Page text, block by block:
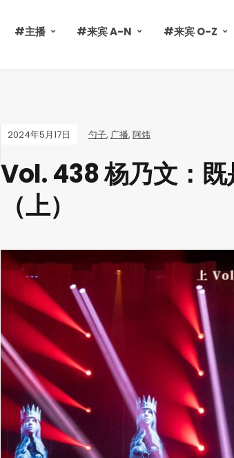
#主播 #来宾 A-N #来宾 O-Z
2024年5月17日 勺子, 广播, 阿炜
Vol. 438 杨乃文：
（上）